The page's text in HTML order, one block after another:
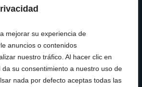
mejorar su experiencia de
anuncios o contenidos
nuestro tráfico. Al hacer clic en
da su consentimiento a nuestro uso de
nada por defecto aceptas todas las